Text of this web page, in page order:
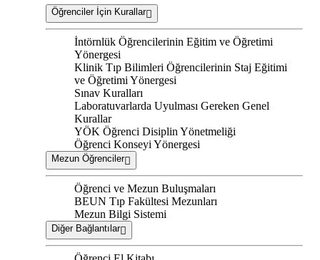
Öğrenciler İçin Kurallar
İntörnlük Öğrencilerinin Eğitim ve Öğretimi
Yönergesi
Klinik Tıp Bilimleri Öğrencilerinin Staj Eğitimi
ve Öğretimi Yönergesi
Sınav Kuralları
Laboratuvarlarda Uyulması Gereken Genel
Kurallar
YÖK Öğrenci Disiplin Yönetmeliği
Öğrenci Konseyi Yönergesi
Mezun Öğrenciler
Öğrenci ve Mezun Buluşmaları
BEUN Tıp Fakültesi Mezunları
Mezun Bilgi Sistemi
Diğer Bağlantılar